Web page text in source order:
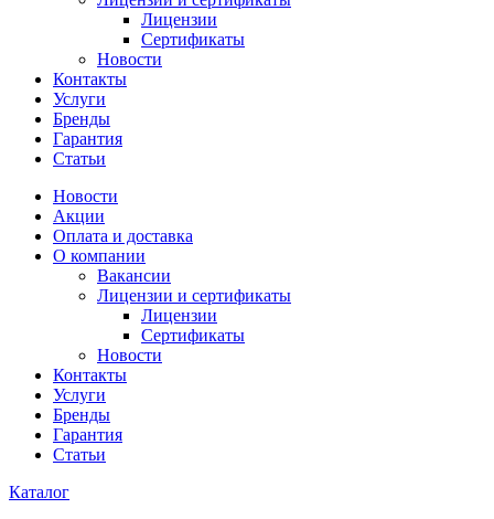
Лицензии
Сертификаты
Новости
Контакты
Услуги
Бренды
Гарантия
Статьи
Новости
Акции
Оплата и доставка
О компании
Вакансии
Лицензии и сертификаты
Лицензии
Сертификаты
Новости
Контакты
Услуги
Бренды
Гарантия
Статьи
Каталог